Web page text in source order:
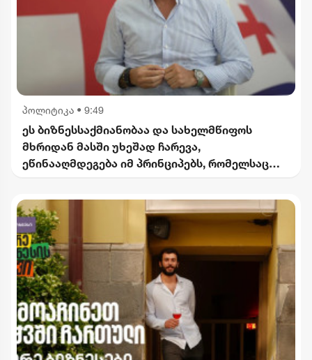
პოლიტიკა • 9:49
ეს ბიზნესსაქმიანობაა და სახელმწიფოს
მხრიდან მასში უხეშად ჩარევა,
ეწინააღმდეგება იმ პრინციპებს, რომელსაც
"ინტერრაოს" დასანქცირებაზე